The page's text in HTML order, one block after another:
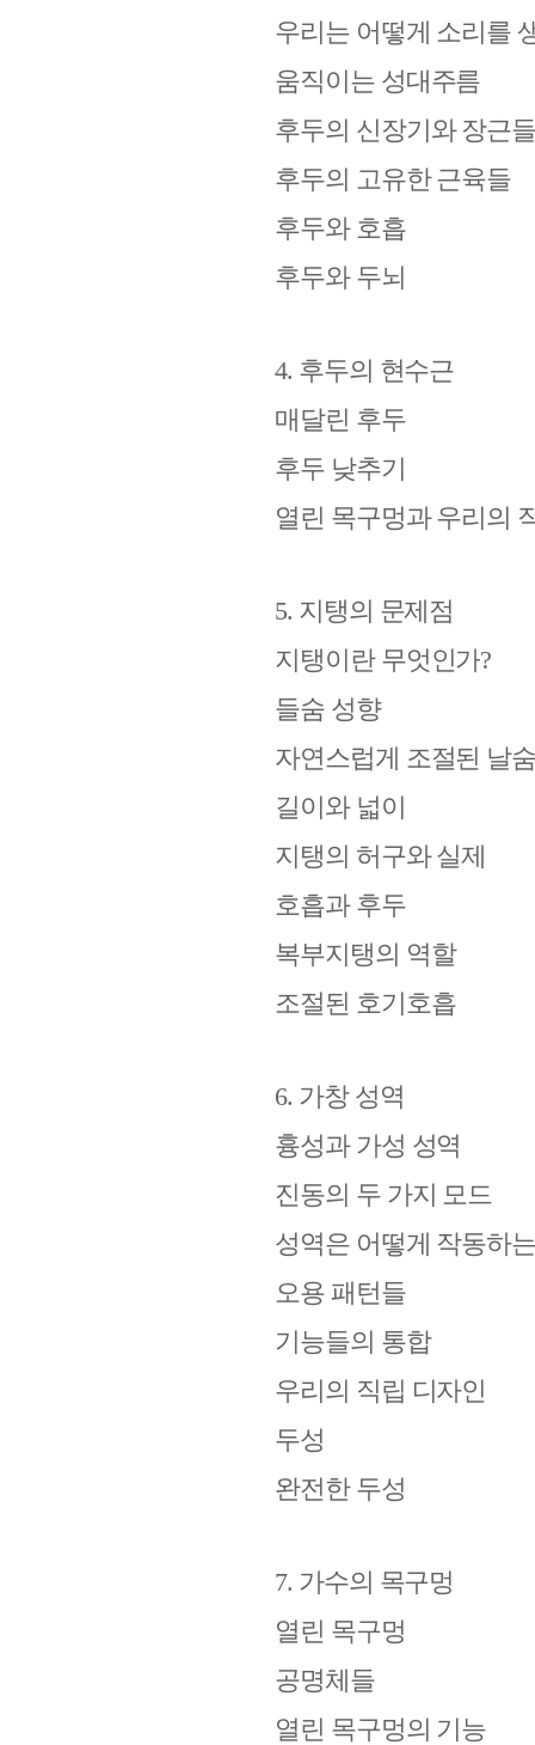
우리는 어떻게 소리를
움직이는 성대주름
후두의 신장기와 장근
후두의 고유한 근육들
후두와 호흡
후두와 두뇌
4. 후두의 현수근
매달린 후두
후두 낮추기
열린 목구멍과 우리의
5. 지탱의 문제점
지탱이란 무엇인가?
들숨 성향
자연스럽게 조절된 날
길이와 넓이
지탱의 허구와 실제
호흡과 후두
복부지탱의 역할
조절된 호기호흡
6. 가창 성역
흉성과 가성 성역
진동의 두 가지 모드
성역은 어떻게 작동하
오용 패턴들
기능들의 통합
우리의 직립 디자인
두성
완전한 두성
7. 가수의 목구멍
열린 목구멍
공명체들
열린 목구멍의 기능